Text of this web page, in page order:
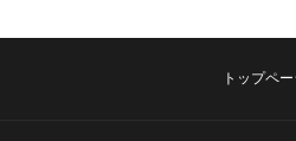
トップペー